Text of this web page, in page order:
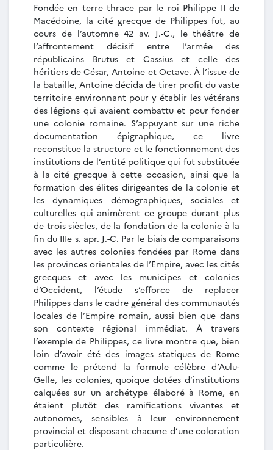
Fondée en terre thrace par le roi Philippe II de
Macédoine, la cité grecque de Philippes fut, au
cours de l’automne 42 av. J.-C., le théâtre de
l’affrontement décisif entre l’armée des
républicains Brutus et Cassius et celle des
héritiers de César, Antoine et Octave. À l’issue de
la bataille, Antoine décida de tirer profit du vaste
territoire environnant pour y établir les vétérans
des légions qui avaient combattu et pour fonder
une colonie romaine. S’appuyant sur une riche
documentation épigraphique, ce livre
reconstitue la structure et le fonctionnement des
institutions de l’entité politique qui fut substituée
à la cité grecque à cette occasion, ainsi que la
formation des élites dirigeantes de la colonie et
les dynamiques démographiques, sociales et
culturelles qui animèrent ce groupe durant plus
de trois siècles, de la fondation de la colonie à la
fin du IIIe s. apr. J.-C. Par le biais de comparaisons
avec les autres colonies fondées par Rome dans
les provinces orientales de l’Empire, avec les cités
grecques et avec les municipes et colonies
d’Occident, l’étude s’efforce de replacer
Philippes dans le cadre général des communautés
locales de l’Empire romain, aussi bien que dans
son contexte régional immédiat. À travers
l’exemple de Philippes, ce livre montre que, bien
loin d’avoir été des images statiques de Rome
comme le prétend la formule célèbre d’Aulu-
Gelle, les colonies, quoique dotées d’institutions
calquées sur un archétype élaboré à Rome, en
étaient plutôt des ramifications vivantes et
autonomes, sensibles à leur environnement
provincial et disposant chacune d’une coloration
particulière.